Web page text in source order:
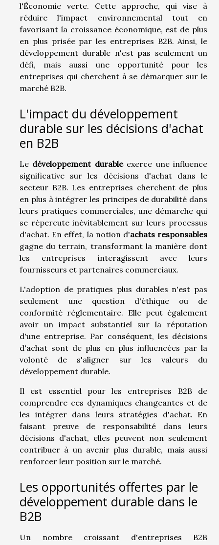
l'Économie verte. Cette approche, qui vise à
réduire l'impact environnemental tout en
favorisant la croissance économique, est de plus
en plus prisée par les entreprises B2B. Ainsi, le
développement durable n'est pas seulement un
défi, mais aussi une opportunité pour les
entreprises qui cherchent à se démarquer sur le
marché B2B.
L'impact du développement
durable sur les décisions d'achat
en B2B
Le développement durableexerce une influence
significative sur les décisions d'achat dans le
secteur B2B. Les entreprises cherchent de plus
en plus à intégrer les principes de durabilité dans
leurs pratiques commerciales, une démarche qui
se répercute inévitablement sur leurs processus
d'achat. En effet, la notion d'achats responsables
gagne du terrain, transformant la manière dont
les entreprises interagissent avec leurs
fournisseurs et partenaires commerciaux.
L'adoption de pratiques plus durables n'est pas
seulement une question d'éthique ou de
conformité réglementaire. Elle peut également
avoir un impact substantiel sur la réputation
d'une entreprise. Par conséquent, les décisions
d'achat sont de plus en plus influencées par la
volonté de s'aligner sur les valeurs du
développement durable.
Il est essentiel pour les entreprises B2B de
comprendre ces dynamiques changeantes et de
les intégrer dans leurs stratégies d'achat. En
faisant preuve de responsabilité dans leurs
décisions d'achat, elles peuvent non seulement
contribuer à un avenir plus durable, mais aussi
renforcer leur position sur le marché.
Les opportunités offertes par le
développement durable dans le
B2B
Un nombre croissant d'entreprises B2B